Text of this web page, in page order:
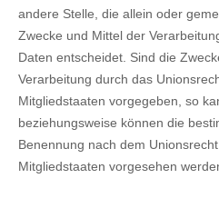
andere Stelle, die allein oder
Zwecke und Mittel der
Daten entscheidet. Sind die
Verarbeitung durch das
Mitgliedstaaten vorgegeben, so
beziehungsweise können die
Benennung nach dem
Mitgliedstaaten vorgesehen